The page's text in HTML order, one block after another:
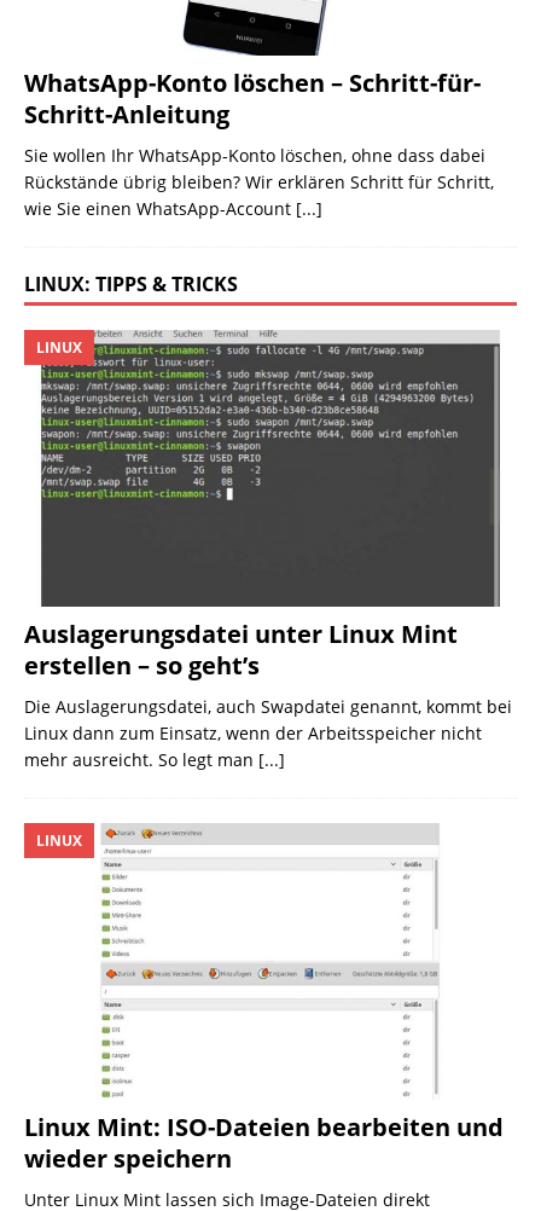
WhatsApp-Konto löschen – Schritt-für-
Schritt-Anleitung
Sie wollen Ihr WhatsApp-Konto löschen, ohne dass dabei
Rückstände übrig bleiben? Wir erklären Schritt für Schritt,
wie Sie einen WhatsApp-Account [...]
LINUX: TIPPS & TRICKS
Auslagerungsdatei unter Linux Mint
erstellen – so geht’s
LINUX
Die Auslagerungsdatei, auch Swapdatei genannt, kommt bei
Linux dann zum Einsatz, wenn der Arbeitsspeicher nicht
mehr ausreicht. So legt man [...]
Linux Mint: ISO-Dateien bearbeiten und
wieder speichern
LINUX
Unter Linux Mint lassen sich Image-Dateien direkt